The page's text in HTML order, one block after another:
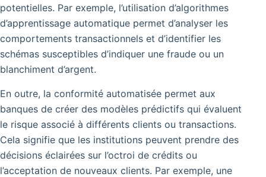
potentielles. Par exemple, l’utilisation d’algorithmes
d’apprentissage automatique permet d’analyser les
comportements transactionnels et d’identifier les
schémas susceptibles d’indiquer une fraude ou un
blanchiment d’argent.
En outre, la conformité automatisée permet aux
banques de créer des modèles prédictifs qui évaluent
le risque associé à différents clients ou transactions.
Cela signifie que les institutions peuvent prendre des
décisions éclairées sur l’octroi de crédits ou
l’acceptation de nouveaux clients. Par exemple, une